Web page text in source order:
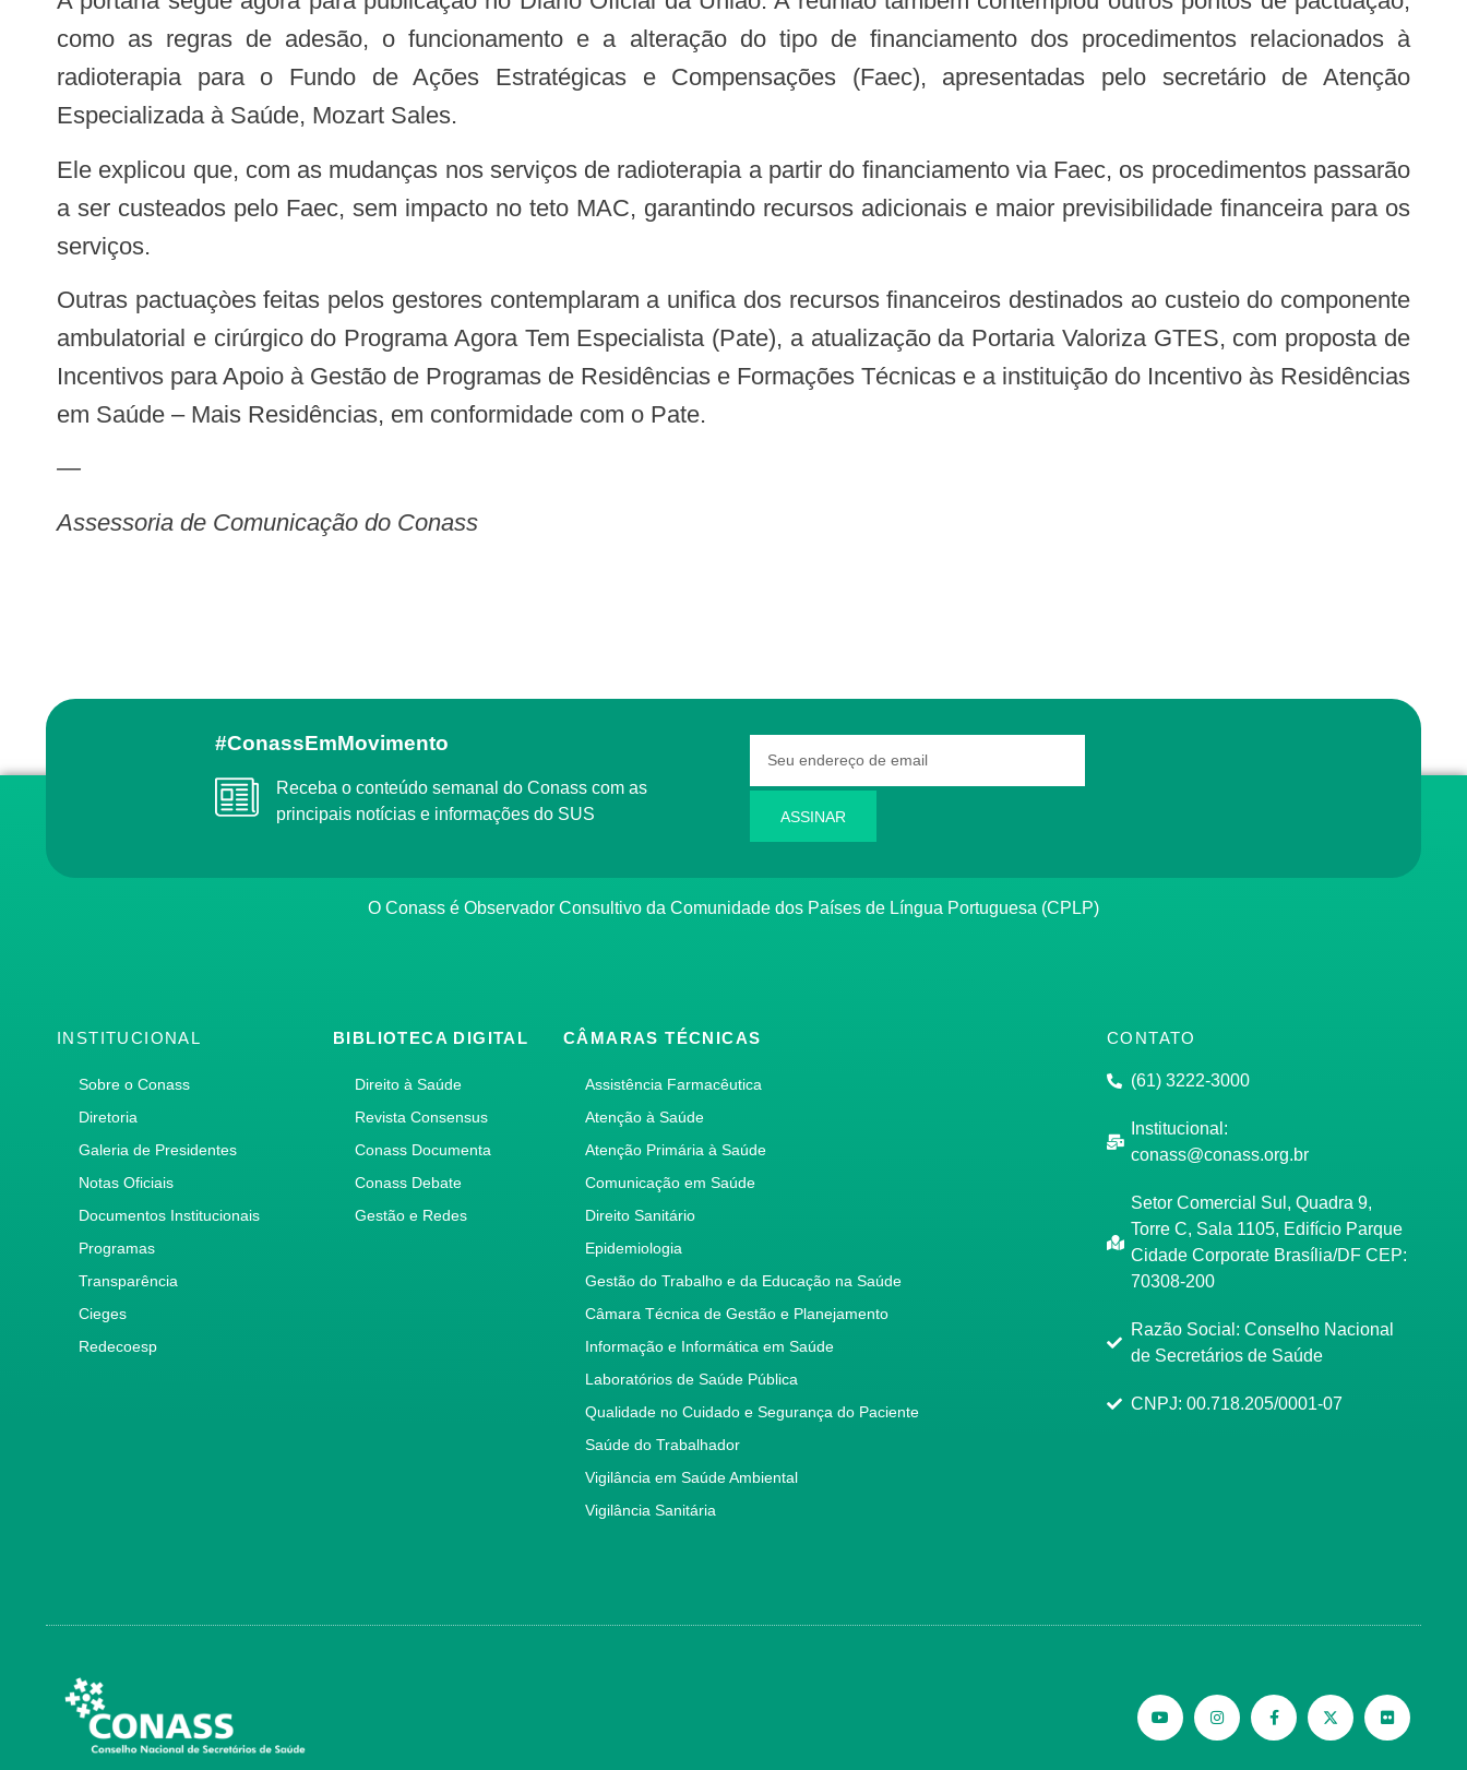
como as regras de adesão, o funcionamento e a alteração do tipo de financiamento dos procedimentos relacionados à
radioterapia para o Fundo de Ações Estratégicas e Compensações (Faec), apresentadas pelo secretário de Atenção
Especializada à Saúde, Mozart Sales.
Ele explicou que, com as mudanças nos serviços de radioterapia a partir do financiamento via Faec, os procedimentos passarão
a ser custeados pelo Faec, sem impacto no teto MAC, garantindo recursos adicionais e maior previsibilidade financeira para os
serviços.
Outras pactuaçòes feitas pelos gestores contemplaram a unifica dos recursos financeiros destinados ao custeio do componente
ambulatorial e cirúrgico do Programa Agora Tem Especialista (Pate), a atualização da Portaria Valoriza GTES, com proposta de
Incentivos para Apoio à Gestão de Programas de Residências e Formações Técnicas e a instituição do Incentivo às Residências
em Saúde – Mais Residências, em conformidade com o Pate.
—
Assessoria de Comunicação do Conass
#ConassEmMovimento
Receba o conteúdo semanal do Conass com as
principais notícias e informações do SUS
ASSINAR
O Conass é Observador Consultivo da Comunidade dos Países de Língua Portuguesa (CPLP)
INSTITUCIONAL
Sobre o Conass
Diretoria
Galeria de Presidentes
Notas Oficiais
Documentos Institucionais
Programas
Transparência
Cieges
Redecoesp
BIBLIOTECA DIGITAL
Direito à Saúde
Revista Consensus
Conass Documenta
Conass Debate
Gestão e Redes
CÂMARAS TÉCNICAS
Assistência Farmacêutica
Atenção à Saúde
Atenção Primária à Saúde
Comunicação em Saúde
Direito Sanitário
Epidemiologia
Gestão do Trabalho e da Educação na Saúde
Câmara Técnica de Gestão e Planejamento
Informação e Informática em Saúde
Laboratórios de Saúde Pública
Qualidade no Cuidado e Segurança do Paciente
Saúde do Trabalhador
Vigilância em Saúde Ambiental
Vigilância Sanitária
CONTATO
(61) 3222-3000
Institucional:
conass@conass.org.br
Setor Comercial Sul, Quadra 9,
Torre C, Sala 1105, Edifício Parque
Cidade Corporate Brasília/DF CEP:
70308-200
Razão Social: Conselho Nacional
de Secretários de Saúde
CNPJ: 00.718.205/0001-07